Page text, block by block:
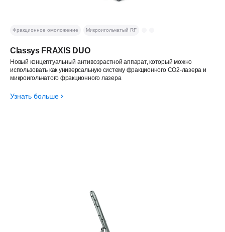
Classys FRAXIS DUO
Новый концептуальный антивозрастной аппарат, который можно
использовать как универсальную систему фракционного CO2-лазера и
микроигольчатого фракционного лазера
Фракционное омоложение Микроигольчатый RF
Узнать больше